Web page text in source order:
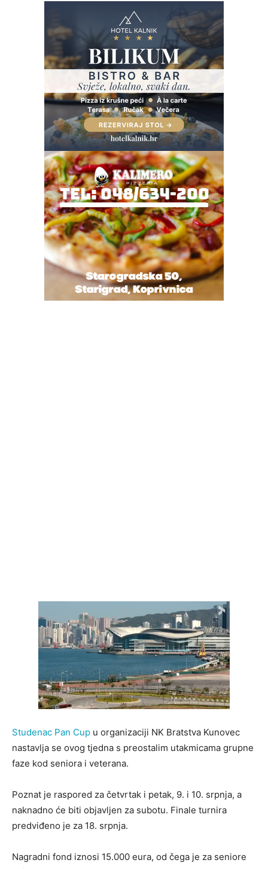
Studenac Pan Cup u organizaciji NK Bratstva Kunovec
nastavlja se ovog tjedna s preostalim utakmicama grupne
faze kod seniora i veterana.
Poznat je raspored za četvrtak i petak, 9. i 10. srpnja, a
naknadno će biti objavljen za subotu. Finale turnira
predviđeno je za 18. srpnja.
Nagradni fond iznosi 15.000 eura, od čega je za seniore